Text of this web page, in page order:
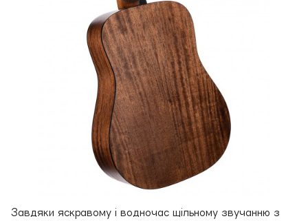
Завдяки яскравому і водночас щільному звучанню з